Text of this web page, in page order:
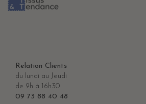
Relation Clients
du lundi au Jeudi
de 9h à 16h30
09 73 88 40 48